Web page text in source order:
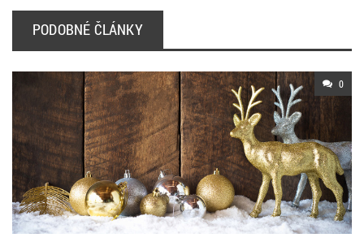
PODOBNÉ ČLÁNKY
0